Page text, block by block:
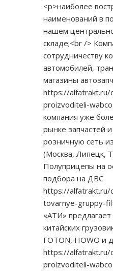
<p>наиболее
наименований в
нашем
складе;<br />
сотрудничеству
автомобилей,
магазины
https://alfatrakt.ru/
proizvoditeli-
компания уже
рынке запчастей
розничную сеть
(Москва, Липецк,
Полуприцепы на
подбора на ДВС
https://alfatrakt.ru/
tovarnye-gruppy-
«АТИ»
китайских
FOTON, HOWO и
https://alfatrakt.ru/
proizvoditeli-